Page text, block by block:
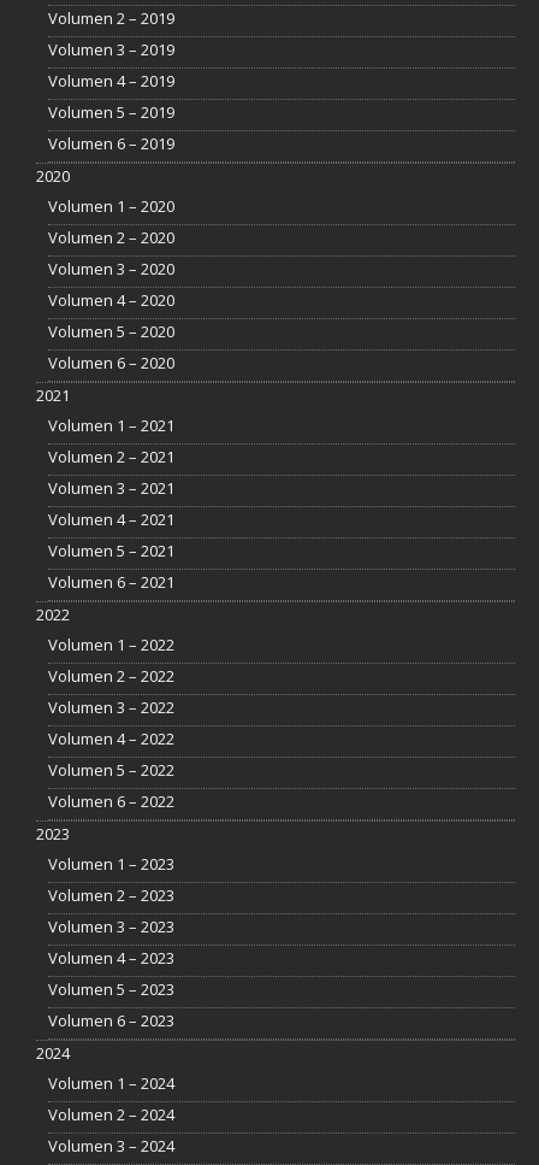
Volumen 2 – 2019
Volumen 3 – 2019
Volumen 4 – 2019
Volumen 5 – 2019
Volumen 6 – 2019
2020
Volumen 1 – 2020
Volumen 2 – 2020
Volumen 3 – 2020
Volumen 4 – 2020
Volumen 5 – 2020
Volumen 6 – 2020
2021
Volumen 1 – 2021
Volumen 2 – 2021
Volumen 3 – 2021
Volumen 4 – 2021
Volumen 5 – 2021
Volumen 6 – 2021
2022
Volumen 1 – 2022
Volumen 2 – 2022
Volumen 3 – 2022
Volumen 4 – 2022
Volumen 5 – 2022
Volumen 6 – 2022
2023
Volumen 1 – 2023
Volumen 2 – 2023
Volumen 3 – 2023
Volumen 4 – 2023
Volumen 5 – 2023
Volumen 6 – 2023
2024
Volumen 1 – 2024
Volumen 2 – 2024
Volumen 3 – 2024